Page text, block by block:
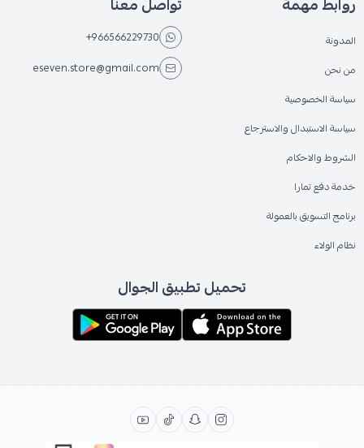
المدونة
من نحن
سياسة الخصوصية
سياسة الاستبدال والاسترجاع
الشروط والاحكام
خدمة دفع تمارا
برنامج التسويق بالعمولة
نظام الولاء
+966566229730
eseven.store@gmail.com
تحميل تطبيق الجوال